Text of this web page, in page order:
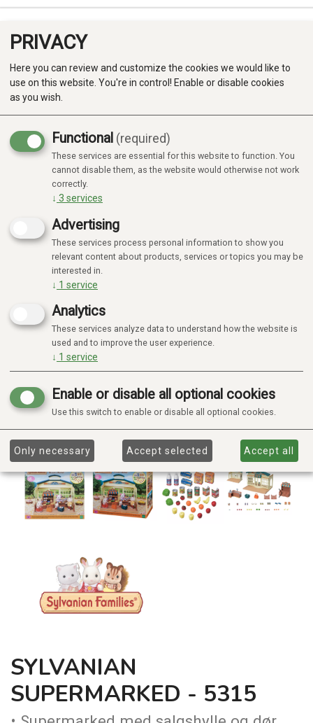
Produkter
Kategorier
Campaign
SYLVANIAN
SUPERMARKED - 5315
PRIVACY
Here you can review and customize the cookies we would like to
use on this website. You're in control! Enable or disable cookies
as you wish.
Functional (required)
These services are essential for this website to function. You
cannot disable them, as the website would otherwise not work
correctly.
↓ 3 services
Advertising
These services process personal information to show you
relevant content about products, services or topics you may be
interested in.
↓ 1 service
Analytics
These services analyze data to understand how the website is
used and to improve the user experience.
↓ 1 service
Enable or disable all optional cookies
Use this switch to enable or disable all optional cookies.
Only necessary Accept selected Accept all